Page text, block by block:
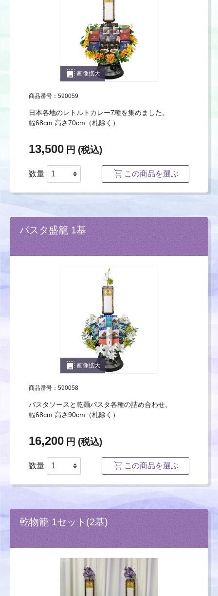
photo_size_select_large 画像拡大
商品番号：590059
日本各地のレトルトカレー7種を集めました。
幅68cm 高さ70cm（札除く）
13,500 円 (税込)
数量 この商品を選ぶ
パスタ盛籠 1基
photo_size_select_large 画像拡大
商品番号：590058
パスタソースと乾麺パスタ各種の詰め合わせ。
幅68cm 高さ90cm（札除く）
16,200 円 (税込)
数量 この商品を選ぶ
乾物籠 1セット(2基)